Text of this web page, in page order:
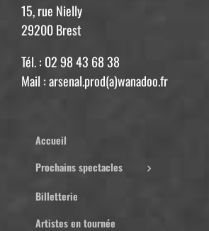
15, rue Nielly
29200 Brest
Tél. : 02 98 43 68 38
Mail : arsenal.prod(a)wanadoo.fr
Accueil
Prochains spectacles
Billetterie
Artistes en tournée